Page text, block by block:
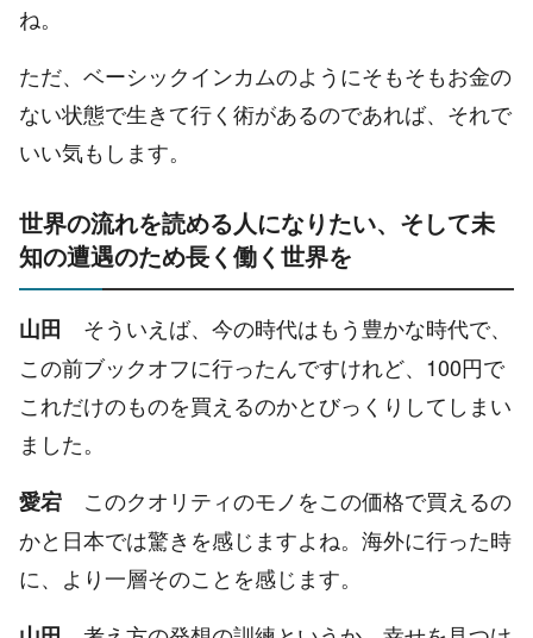
ね。
ただ、ベーシックインカムのようにそもそもお金の
ない状態で生きて行く術があるのであれば、それで
いい気もします。
世界の流れを読める人になりたい、そして未
知の遭遇のため長く働く世界を
山田 そういえば、今の時代はもう豊かな時代で、
この前ブックオフに行ったんですけれど、100円で
これだけのものを買えるのかとびっくりしてしまい
ました。
愛宕 このクオリティのモノをこの価格で買えるの
かと日本では驚きを感じますよね。海外に行った時
に、より一層そのことを感じます。